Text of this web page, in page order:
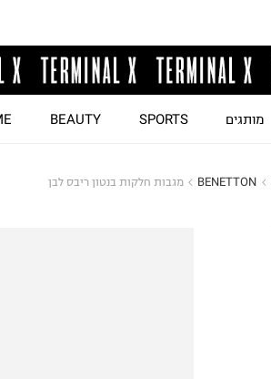
מותגים SPORTS
BEAUTY
BENETTON מגבות חלקות בנטון ריבס לבן